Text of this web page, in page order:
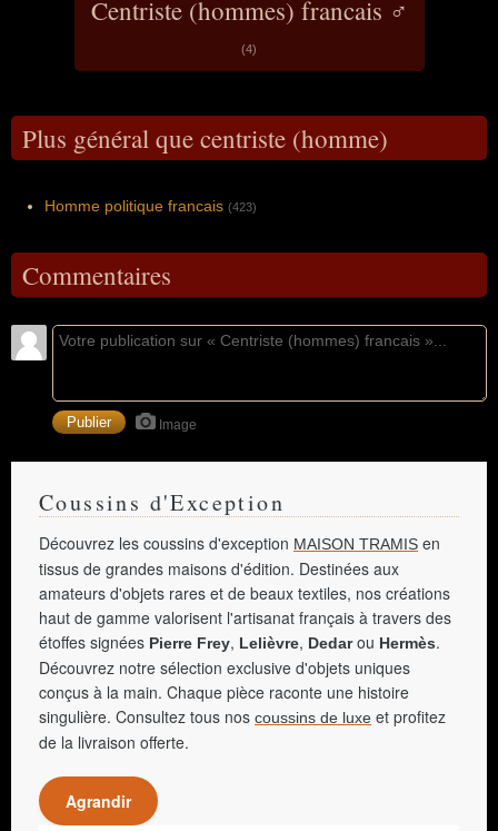
Centriste (hommes) francais ♂
(4)
Plus général que centriste (homme)
Homme politique francais (423)
Commentaires
Image
Coussins d'Exception
Découvrez les coussins d'exception MAISON TRAMIS en
tissus de grandes maisons d'édition. Destinées aux
amateurs d'objets rares et de beaux textiles, nos créations
haut de gamme valorisent l'artisanat français à travers des
étoffes signées Pierre Frey, Lelièvre, Dedarou Hermès.
Découvrez notre sélection exclusive d'objets uniques
conçus à la main. Chaque pièce raconte une histoire
singulière. Consultez tous nos coussins de luxe et profitez
de la livraison offerte.
Agrandir